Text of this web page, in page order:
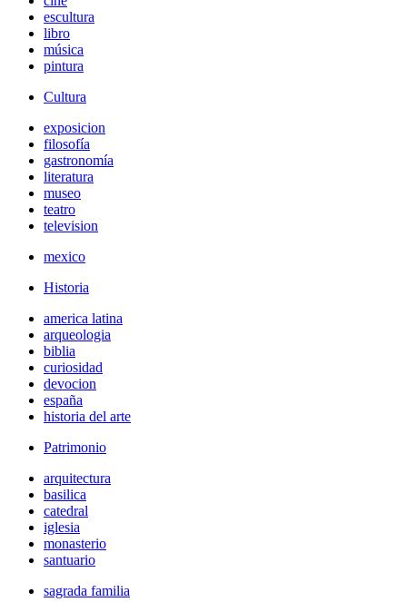
escultura
libro
música
pintura
Cultura
exposicion
filosofía
gastronomía
literatura
museo
teatro
television
mexico
Historia
america latina
arqueologia
biblia
curiosidad
devocion
españa
historia del arte
Patrimonio
arquitectura
basilica
catedral
iglesia
monasterio
santuario
sagrada familia